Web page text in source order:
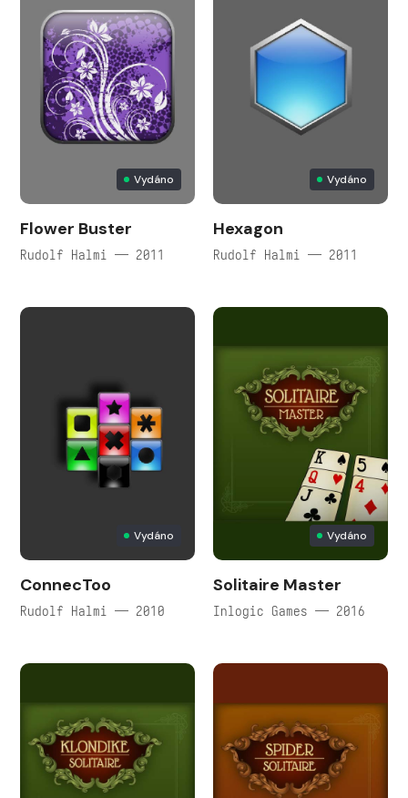
Vydáno
Flower Buster
Rudolf Halmi — 2011
Vydáno
Hexagon
Rudolf Halmi — 2011
Vydáno
ConnecToo
Rudolf Halmi — 2010
Vydáno
Solitaire Master
Inlogic Games — 2016